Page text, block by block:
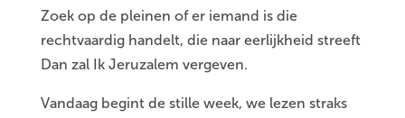
Zoek op de pleinen of er iemand is die
rechtvaardig handelt, die naar eerlijkheid streeft
Dan zal Ik Jeruzalem vergeven.
Vandaag begint de stille week, we lezen straks